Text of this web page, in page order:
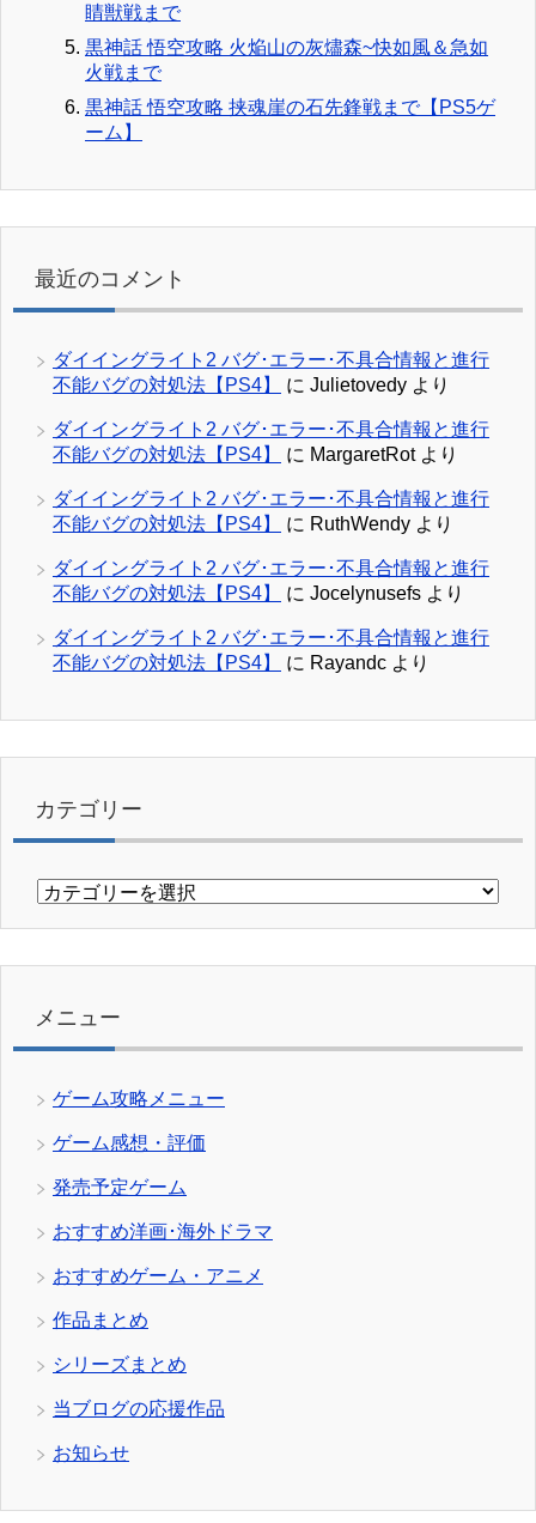
睛獣戦まで
黒神話 悟空攻略 火焔山の灰燼森~快如風＆急如
火戦まで
黒神話 悟空攻略 挟魂崖の石先鋒戦まで【PS5ゲ
ーム】
最近のコメント
ダイイングライト2 バグ･エラー･不具合情報と進行
不能バグの対処法【PS4】
に Julietovedy より
ダイイングライト2 バグ･エラー･不具合情報と進行
不能バグの対処法【PS4】
に MargaretRotより
ダイイングライト2 バグ･エラー･不具合情報と進行
不能バグの対処法【PS4】
に RuthWendy より
ダイイングライト2 バグ･エラー･不具合情報と進行
不能バグの対処法【PS4】
に Jocelynusefs より
ダイイングライト2 バグ･エラー･不具合情報と進行
不能バグの対処法【PS4】
に Rayandc より
カテゴリー
カ
リ
メニュー
ゲーム攻略メニュー
ゲーム感想・評価
発売予定ゲーム
おすすめ洋画･海外ドラマ
おすすめゲーム・アニメ
作品まとめ
シリーズまとめ
当ブログの応援作品
お知らせ